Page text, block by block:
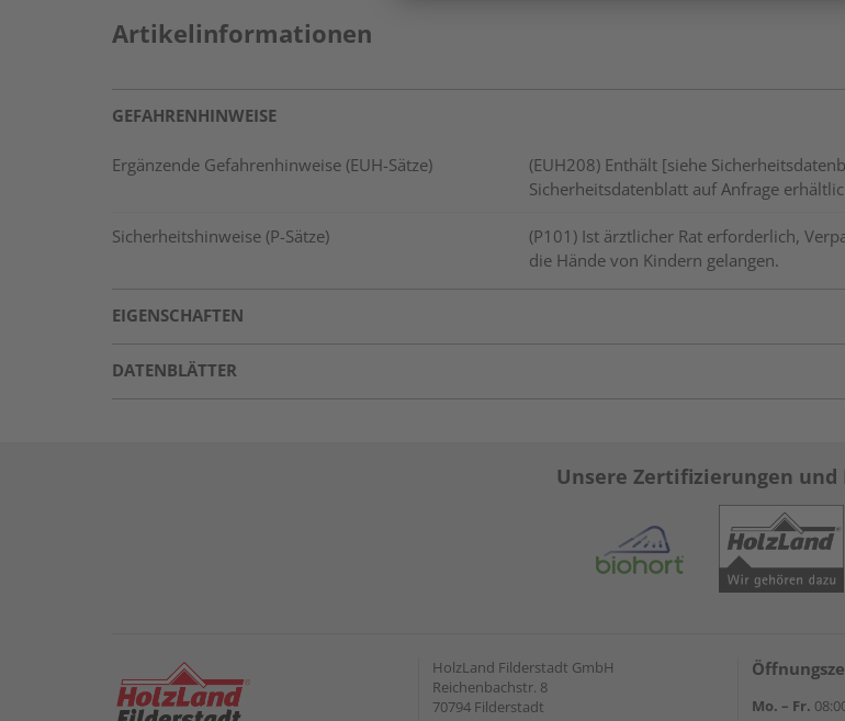
Artikelinformationen
GEFAHRENHINWEISE
Ergänzende Gefahrenhinweise (EUH-Sätze)
(EUH208) Enthält [siehe
Sicherheitsdatenblatt auf Anfrage
Sicherheitshinweise (P-Sätze)
(P101) Ist ärztlicher Rat erforderlich,
die Hände von Kindern gelangen.
EIGENSCHAFTEN
DATENBLÄTTER
Unsere Zertifizierungen und
HolzLand Filderstadt GmbH
Reichenbachstr. 8
70794 Filderstadt
Mo. – Fr.